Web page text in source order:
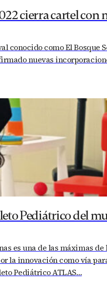
cierra cartel con
conocido como El Bosque
nuevas
Pediátrico del
es una de las máximas
la innovación como vía
Pediátrico ATLAS…